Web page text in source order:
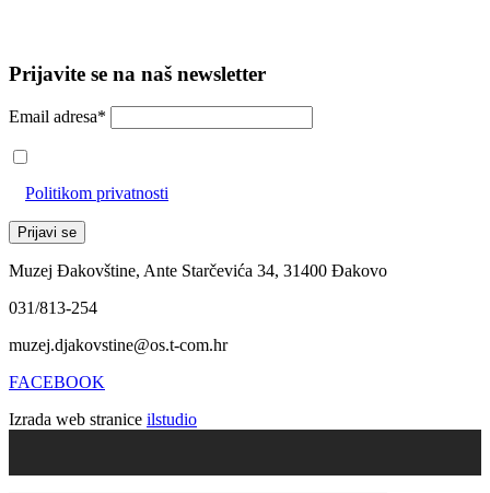
Prijavite se na naš newsletter
Email adresa*
Politikom privatnosti
Muzej Đakovštine, Ante Starčevića 34, 31400 Đakovo
031/813-254
muzej.djakovstine@os.t-com.hr
FACEBOOK
Izrada web stranice ilstudio